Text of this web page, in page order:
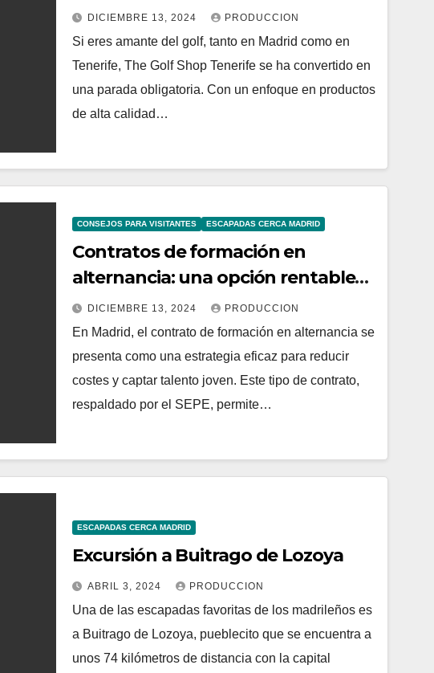
también cautivan a jugadores de
Madrid
DICIEMBRE 13, 2024 PRODUCCION
Si eres amante del golf, tanto en Madrid como en
Tenerife, The Golf Shop Tenerife se ha convertido en
una parada obligatoria. Con un enfoque en productos
de alta calidad…
CONSEJOS PARA VISITANTES ESCAPADAS CERCA MADRID
Contratos de formación en
alternancia: una opción rentable
para empresas en Madrid
DICIEMBRE 13, 2024 PRODUCCION
En Madrid, el contrato de formación en alternancia se
presenta como una estrategia eficaz para reducir
costes y captar talento joven. Este tipo de contrato,
respaldado por el SEPE, permite…
ESCAPADAS CERCA MADRID
Excursión a Buitrago de Lozoya
ABRIL 3, 2024 PRODUCCION
Una de las escapadas favoritas de los madrileños es
a Buitrago de Lozoya, pueblecito que se encuentra a
unos 74 kilómetros de distancia con la capital